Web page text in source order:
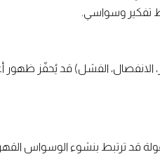
تفكير وسواسي.
الانفصال، الفشل) قد يُحفّز
قد ترتبط بنشوء الوسواس